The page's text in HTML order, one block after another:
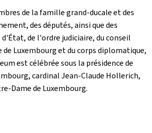
de la famille grand-ducale et des
des députés, ainsi que des
de l'ordre judiciaire, du conseil
de Luxembourg et du corps diplomatique,
est célébrée sous la présidence de
cardinal Jean-Claude Hollerich,
Dame de Luxembourg.